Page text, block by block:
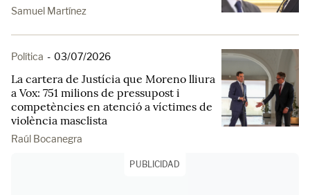
Samuel Martínez
Política - 03/07/2026
La cartera de Justícia que Moreno lliura
a Vox: 751 milions de pressupost i
competències en atenció a víctimes de
violència masclista
Raúl Bocanegra
PUBLICIDAD